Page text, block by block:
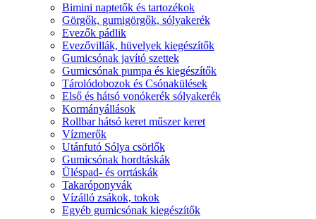
Bimini naptetők és tartozékok
Görgők, gumigörgők, sólyakerék
Evezők pádlik
Evezővillák, hüvelyek kiegészítők
Gumicsónak javító szettek
Gumicsónak pumpa és kiegészítők
Tárolódobozok és Csónakülések
Első és hátsó vonókerék sólyakerék
Kormányállások
Rollbar hátsó keret műszer keret
Vízmerők
Utánfutó Sólya csörlők
Gumicsónak hordtáskák
Üléspad- és orrtáskák
Takaróponyvák
Vízálló zsákok, tokok
Egyéb gumicsónak kiegészítők